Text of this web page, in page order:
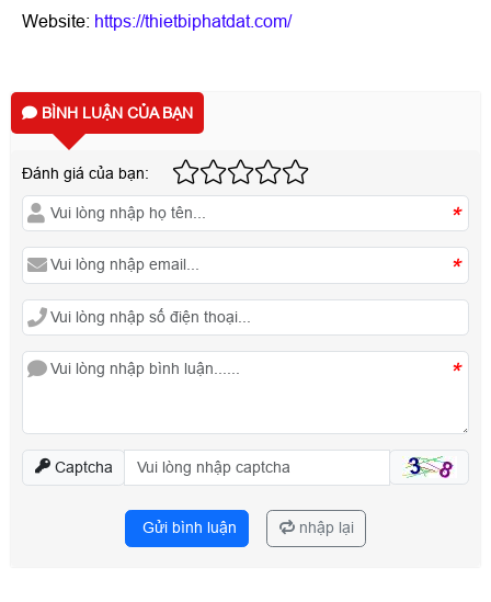
Website: https://thietbiphatdat.com/
BÌNH LUẬN CỦA BẠN
Đánh giá của bạn:
*
*
*
Captcha
Gửi bình luận nhập lại